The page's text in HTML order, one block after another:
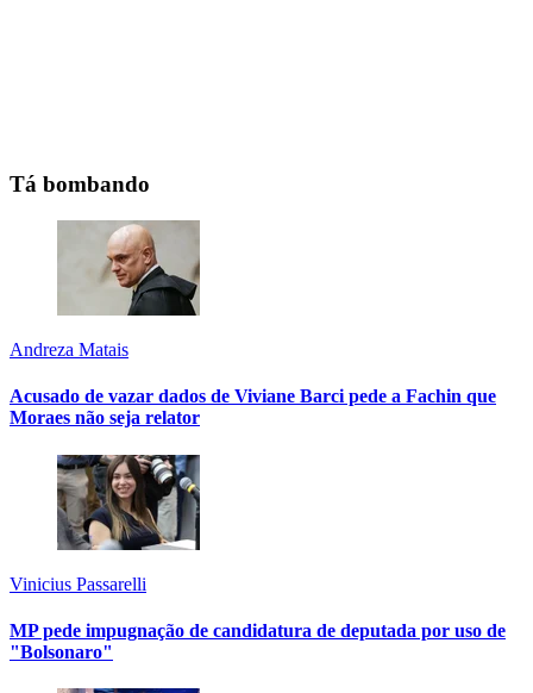
Tá bombando
Andreza Matais
Acusado de vazar dados de Viviane Barci pede a Fachin que
Moraes não seja relator
Vinicius Passarelli
MP pede impugnação de candidatura de deputada por uso de
"Bolsonaro"